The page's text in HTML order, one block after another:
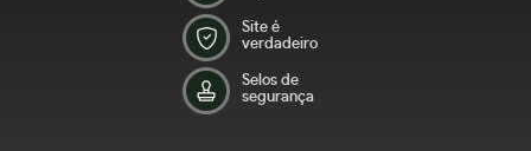
Site é
verdadeiro
Selos de
segurança